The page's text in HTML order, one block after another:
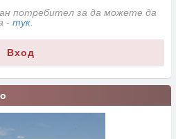
потребител за да можете да
- тук.
Вход